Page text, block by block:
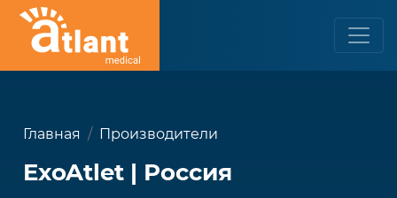
Главная Производители
ExoAtlet | Россия